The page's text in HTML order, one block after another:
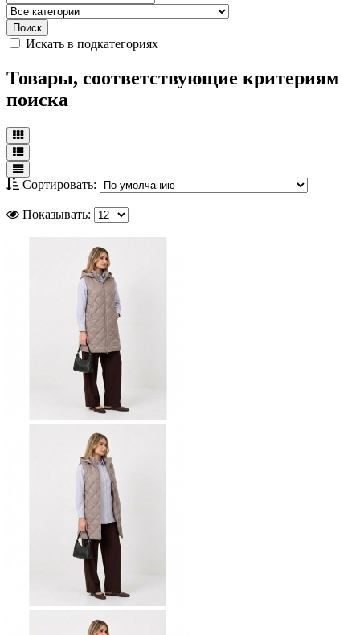
Искать в подкатегориях
Товары, соответствующие критериям
поиска
Сортировать:
Показывать: